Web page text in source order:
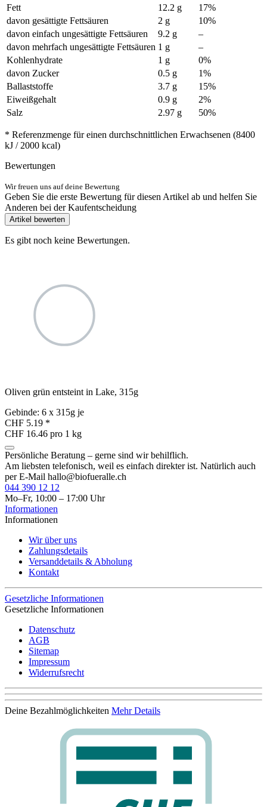
Fett
12.2 g
17%
davon gesättigte Fettsäuren
2 g
10%
davon einfach ungesättigte Fettsäuren
9.2 g
–
davon mehrfach ungesättigte Fettsäuren 1 g
–
Kohlenhydrate
1 g
0%
davon Zucker
0.5 g
1%
Ballaststoffe
3.7 g
15%
Eiweißgehalt
0.9 g
2%
Salz
2.97 g 50%
* Referenzmenge für einen durchschnittlichen Erwachsenen (8400
kJ / 2000 kcal)
Bewertungen
Wir freuen uns auf deine Bewertung
Geben Sie die erste Bewertung für diesen Artikel ab und helfen Sie
Anderen bei der Kaufentscheidung
Artikel bewerten
Es gibt noch keine Bewertungen.
Oliven grün entsteint in Lake, 315g
Gebinde: 6 x 315g je
CHF 5.19 *
CHF 16.46 pro 1 kg
Persönliche Beratung – gerne sind wir behilflich.
Am liebsten telefonisch, weil es einfach direkter ist. Natürlich auch
per E-Mail hallo@biofueralle.ch
044 390 12 12
Mo–Fr, 10:00 – 17:00 Uhr
Informationen
Informationen
Wir über uns
Zahlungsdetails
Versanddetails & Abholung
Kontakt
Gesetzliche Informationen
Gesetzliche Informationen
Datenschutz
AGB
Sitemap
Impressum
Widerrufsrecht
Deine Bezahlmöglichkeiten Mehr Details